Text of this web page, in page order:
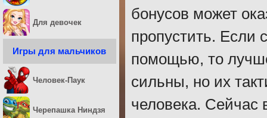
бонусов может
пропустить. Если
помощью, то
сильны, но их
человека. Сейчас
Для девочек
Игры для мальчиков
Человек-Паук
Черепашка Ниндзя